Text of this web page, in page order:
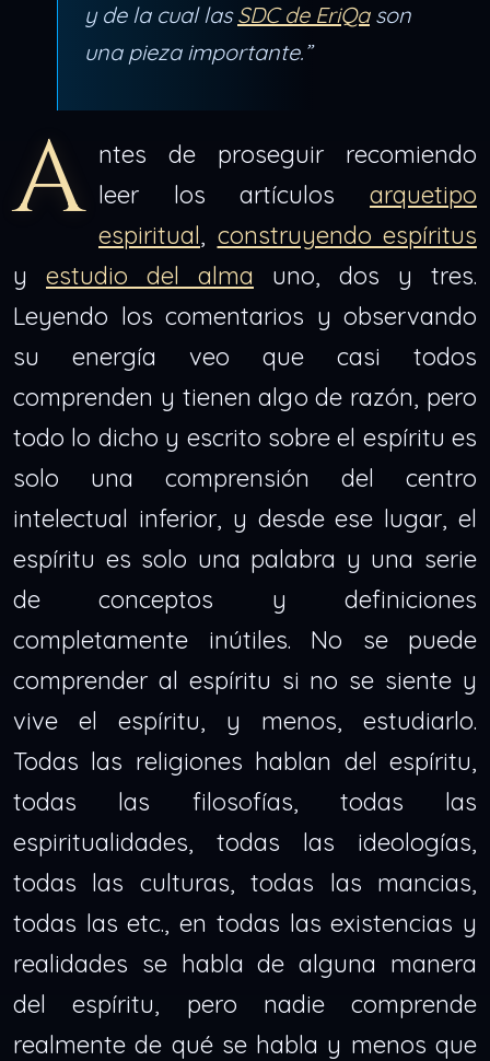
y de la cual lasSDC de EriQason
una pieza importante.”
A ntes de proseguir recomiendo
leer los artículos arquetipo
espiritual, construyendo espíritus
y estudio del alma uno, dos y tres.
Leyendo los comentarios y observando
su energía veo que casi todos
comprenden y tienen algo de razón, pero
todo lo dicho y escrito sobre el espíritu es
solo una comprensión del centro
intelectual inferior, y desde ese lugar, el
espíritu es solo una palabra y una serie
de conceptos y definiciones
completamente inútiles. No se puede
comprender al espíritu si no se siente y
vive el espíritu, y menos, estudiarlo.
Todas las religiones hablan del espíritu,
todas las filosofías, todas las
espiritualidades, todas las ideologías,
todas las culturas, todas las mancias,
todas las etc., en todas las existencias y
realidades se habla de alguna manera
del espíritu, pero nadie comprende
realmente de qué se habla y menos que